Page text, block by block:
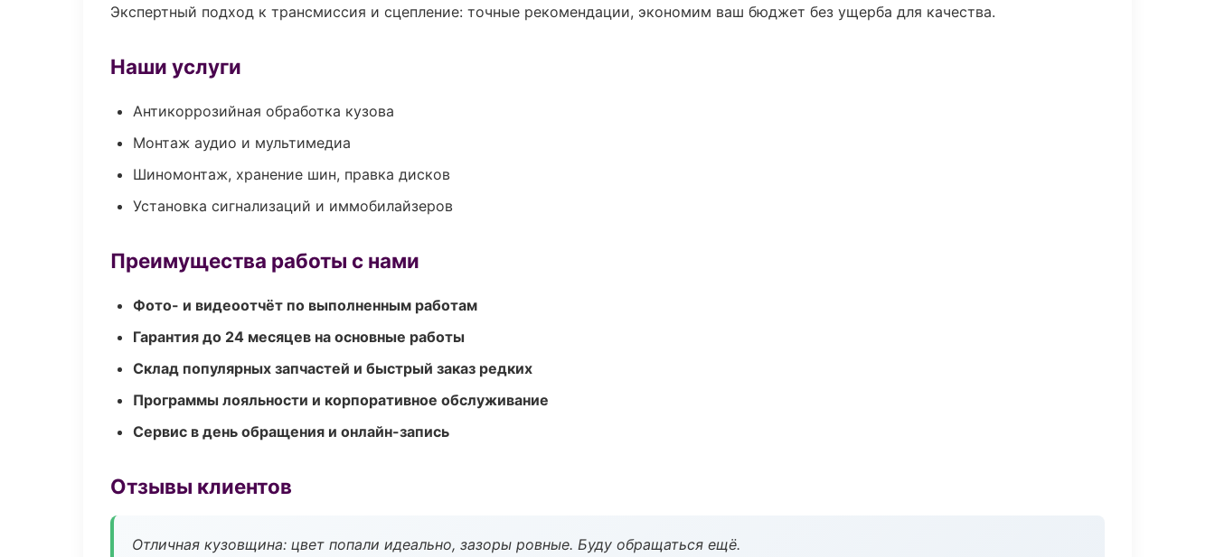
Экспертный подход к трансмиссия и сцепление: точные рекомендации, экономим ваш бюджет без ущерба для качества.
Наши услуги
Антикоррозийная обработка кузова
Монтаж аудио и мультимедиа
Шиномонтаж, хранение шин, правка дисков
Установка сигнализаций и иммобилайзеров
Преимущества работы с нами
Фото- и видеоотчёт по выполненным работам
Гарантия до 24 месяцев на основные работы
Склад популярных запчастей и быстрый заказ редких
Программы лояльности и корпоративное обслуживание
Сервис в день обращения и онлайн-запись
Отзывы клиентов
Отличная кузовщина: цвет попали идеально, зазоры ровные. Буду обращаться ещё.